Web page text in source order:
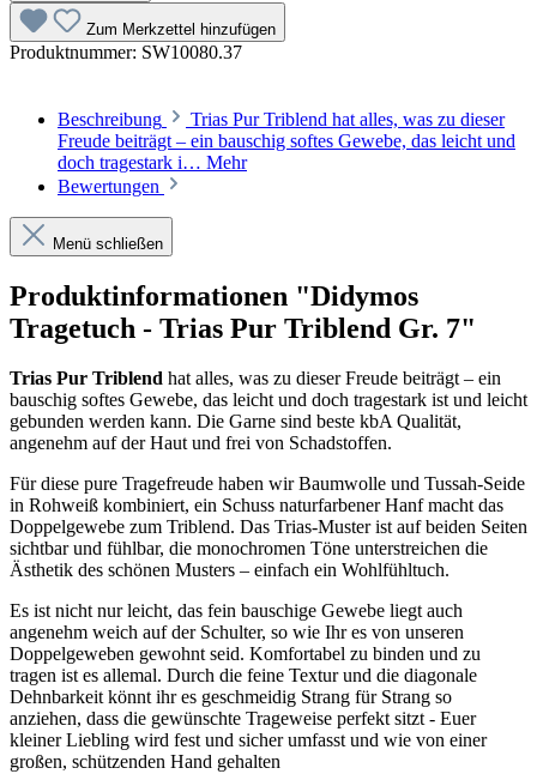
Zum Merkzettel hinzufügen
Produktnummer: SW10080.37
Beschreibung
Trias Pur Triblend hat alles, was zu dieser
Freude beiträgt – ein bauschig softes Gewebe, das leicht und
doch tragestark i… Mehr
Bewertungen
Menü schließen
Produktinformationen "Didymos
Tragetuch - Trias Pur Triblend Gr. 7"
Trias Pur Triblend hat alles, was zu dieser Freude beiträgt – ein
bauschig softes Gewebe, das leicht und doch tragestark ist und leicht
gebunden werden kann. Die Garne sind beste kbA Qualität,
angenehm auf der Haut und frei von Schadstoffen.
Für diese pure Tragefreude haben wir Baumwolle und Tussah-Seide
in Rohweiß kombiniert, ein Schuss naturfarbener Hanf macht das
Doppelgewebe zum Triblend. Das Trias-Muster ist auf beiden Seiten
sichtbar und fühlbar, die monochromen Töne unterstreichen die
Ästhetik des schönen Musters – einfach ein Wohlfühltuch.
Es ist nicht nur leicht, das fein bauschige Gewebe liegt auch
angenehm weich auf der Schulter, so wie Ihr es von unseren
Doppelgeweben gewohnt seid. Komfortabel zu binden und zu
tragen ist es allemal. Durch die feine Textur und die diagonale
Dehnbarkeit könnt ihr es geschmeidig Strang für Strang so
anziehen, dass die gewünschte Trageweise perfekt sitzt - Euer
kleiner Liebling wird fest und sicher umfasst und wie von einer
großen, schützenden Hand gehalten